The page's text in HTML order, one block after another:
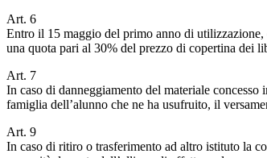
Art. 6
Entro il 15 maggio del primo anno di
una quota pari al 30% del prezzo di copertina dei
Art. 7
In caso di danneggiamento del materiale
famiglia dell’alunno che ne ha usufruito, il
Art. 9
In caso di ritiro o trasferimento ad altro istituto la